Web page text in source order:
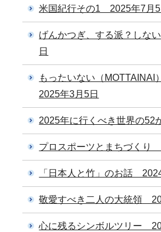
米国紀行その1 2025年7月5
げんかつぎ、する派？しな
日
もったいない（
2025年3月5日
2025年に行くべき世界の
プロスポーツとまちづくり
「日本人と竹」のお話
敬愛すべき二人の大統領
心に残るシンボルツリー